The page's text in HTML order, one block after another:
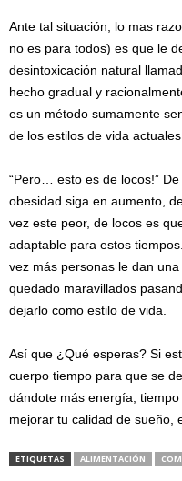
Ante tal situación, lo mas
no es para todos) es que le
desintoxicación natural
hecho gradual y
es un método sumamente
de los estilos de vida actuales.
“Pero… esto es de locos!”
obesidad siga en aumento,
vez este peor, de locos es
adaptable para estos
vez más personas le dan
quedado maravillados
dejarlo como estilo de vida.
Así que ¿Qué esperas? Si
cuerpo tiempo para que se
dándote más energía,
mejorar tu calidad de sueño,
ETIQUETAS ALIMENTACIÓN